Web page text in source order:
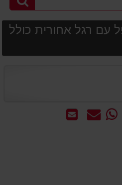
עם רגל אחורית כולל
שלח
שאל